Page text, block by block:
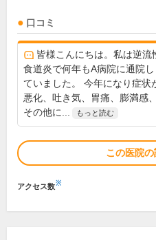
口コミ
皆様こんにちは。私は逆流
食道炎で何年もA病院に通院し
ていました。 今年になり症状
悪化、吐き気、胃痛、膨満感、
その他に...
もっと読む
この医院
アクセス数※